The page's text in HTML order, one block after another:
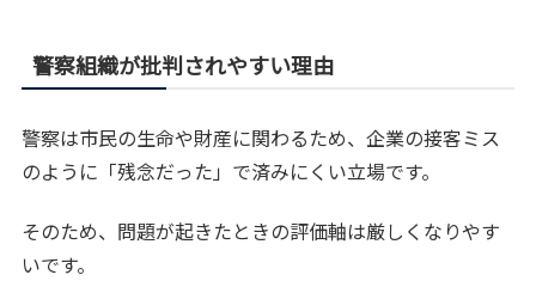
警察組織が批判されやすい理由
警察は市民の生命や財産に関わるため、企業の接客ミス
のように「残念だった」で済みにくい立場です。
そのため、問題が起きたときの評価軸は厳しくなりやす
いです。